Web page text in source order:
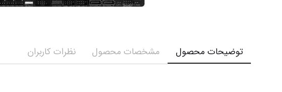
توضیحات محصول مشخصات محصول نظرات کاربران